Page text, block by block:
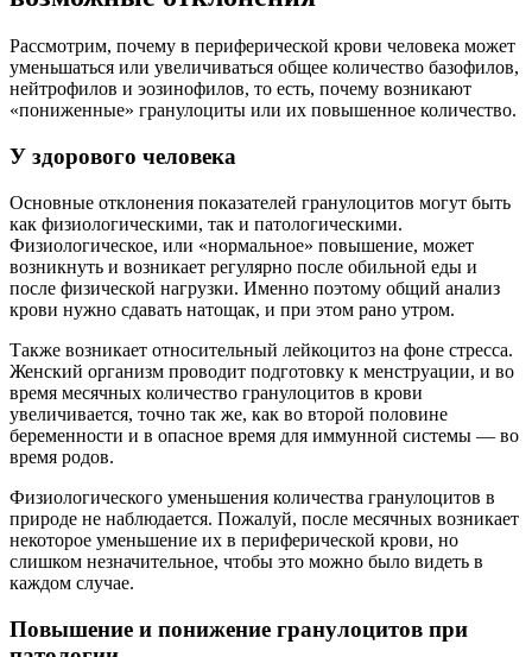
Рассмотрим, почему в периферической крови человека может
уменьшаться или увеличиваться общее количество базофилов,
нейтрофилов и эозинофилов, то есть, почему возникают
«пониженные» гранулоциты или их повышенное количество.
У здорового человека
Основные отклонения показателей гранулоцитов могут быть
как физиологическими, так и патологическими.
Физиологическое, или «нормальное» повышение, может
возникнуть и возникает регулярно после обильной еды и
после физической нагрузки. Именно поэтому общий анализ
крови нужно сдавать натощак, и при этом рано утром.
Также возникает относительный лейкоцитоз на фоне стресса.
Женский организм проводит подготовку к менструации, и во
время месячных количество гранулоцитов в крови
увеличивается, точно так же, как во второй половине
беременности и в опасное время для иммунной системы — во
время родов.
Физиологического уменьшения количества гранулоцитов в
природе не наблюдается. Пожалуй, после месячных возникает
некоторое уменьшение их в периферической крови, но
слишком незначительное, чтобы это можно было видеть в
каждом случае.
Повышение и понижение гранулоцитов при